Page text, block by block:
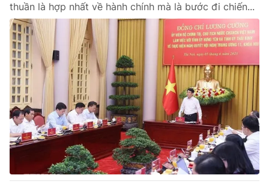
thuần là hợp nhất về hành chính mà là bước đi chiến...